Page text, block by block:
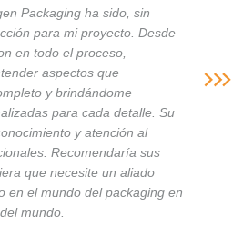
Packaging ha sido, sin
para mi proyecto. Desde
en todo el proceso,
aspectos que
y brindándome
para cada detalle. Su
y atención al
Recomendaría sus
que necesite un aliado
en el mundo del packaging en
mundo.